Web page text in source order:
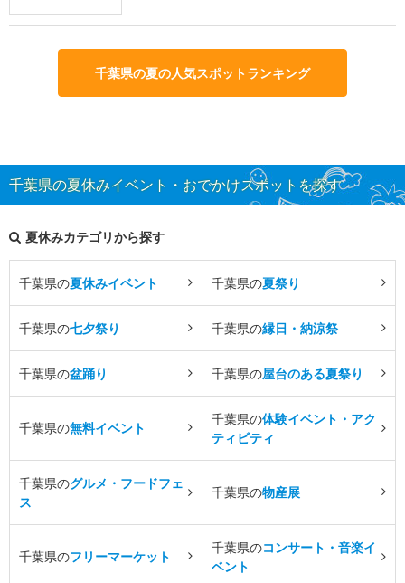
千葉県の夏の人気スポットランキング
千葉県の夏休みイベント・おでかけスポットを探す
夏休みカテゴリから探す
千葉県の夏休みイベント 千葉県の夏祭り
千葉県の七夕祭り 千葉県の縁日・納涼祭
千葉県の盆踊り 千葉県の屋台のある夏祭り
千葉県の無料イベント
千葉県の体験イベント・アク
ティビティ
千葉県のグルメ・フードフェ
ス
千葉県の物産展
千葉県のフリーマーケット
千葉県のコンサート・音楽イ
ベント